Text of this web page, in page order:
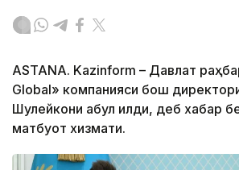
ASTANA. Kazinform – Давлат
Global» компанияси бош
Шулейкони қабул қилди, деб хабар
матбуот хизмати.